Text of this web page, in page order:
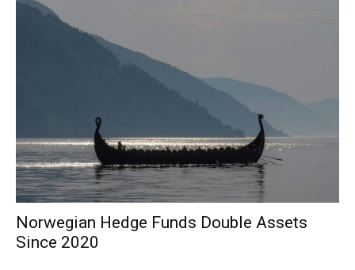
Norwegian Hedge Funds Double Assets
Since 2020